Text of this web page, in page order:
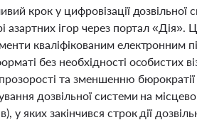
крок у цифровізації
азартних ігор через портал
кваліфікованим електронним
без необхідності особистих
та зменшенню бюрократії
дозвільної системи на
у яких закінчився строк дії